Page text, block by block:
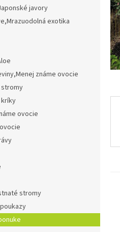
javory
exotika
známe ovocie
ovocie
stromy